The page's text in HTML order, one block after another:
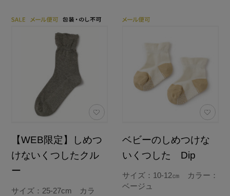
【WEB限定】しめつ
けないくつしたクル
ー
サイズ：25-27cm カラ
ベビーのしめつけな
いくつした Dip
サイズ：10-12㎝ カラー：
ベージュ